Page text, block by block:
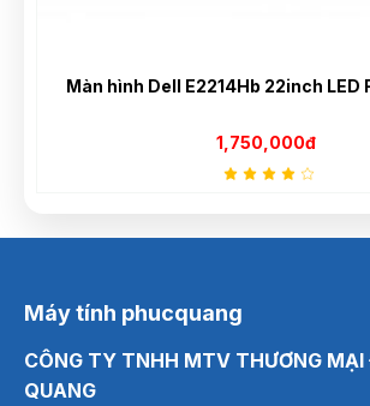
Màn hình Dell E2214Hb 22inch LED
1,750,000đ
Máy tính phucquang
CÔNG TY TNHH MTV THƯƠNG MẠI
QUANG